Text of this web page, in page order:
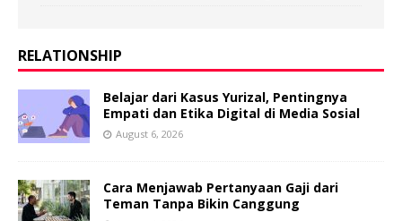
RELATIONSHIP
Belajar dari Kasus Yurizal, Pentingnya
Empati dan Etika Digital di Media Sosial
August 6, 2026
Cara Menjawab Pertanyaan Gaji dari
Teman Tanpa Bikin Canggung